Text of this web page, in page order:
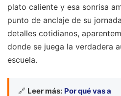
plato caliente y esa sonrisa
punto de anclaje de su
detalles cotidianos,
donde se juega la verdadera
escuela.
🔗 Leer más: Por qué vas a